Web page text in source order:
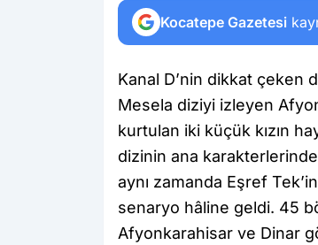
Kocatepe Gazetesi
Kanal D’nin dikkat çeken
Mesela diziyi izleyen
kurtulan iki küçük kızın
dizinin ana
aynı zamanda Eşref
senaryo hâline geldi. 45
Afyonkarahisar ve Dinar